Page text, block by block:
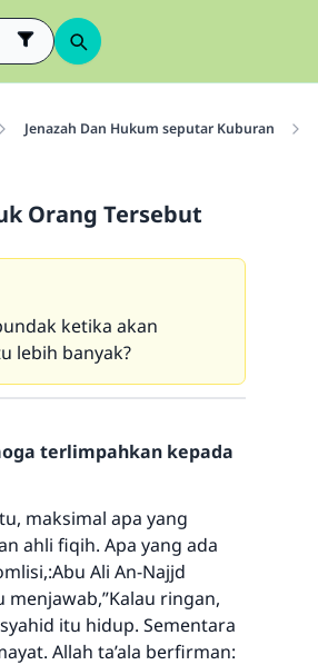
Jenazah Dan Hukum seputar Kuburan
Orang Tersebut
ketika akan
lebih banyak?
terlimpahkan kepada
maksimal apa yang
ahli fiqih. Apa yang ada
Ali An-Najjd
menjawab,”Kalau ringan,
itu hidup. Sementara
Allah ta’ala berfirman: